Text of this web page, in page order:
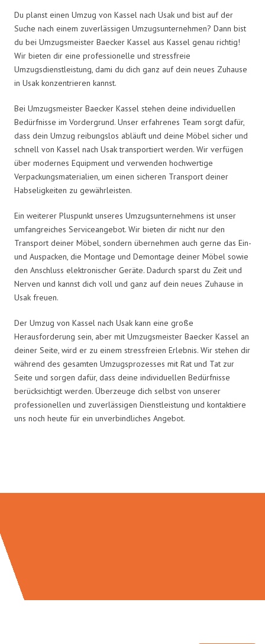
Du planst einen Umzug von Kassel nach Usak und bist auf der
Suche nach einem zuverlässigen Umzugsunternehmen? Dann bist
du bei Umzugsmeister Baecker Kassel aus Kassel genau richtig!
Wir bieten dir eine professionelle und stressfreie
Umzugsdienstleistung, dami du dich ganz auf dein neues Zuhause
in Usak konzentrieren kannst.
Bei Umzugsmeister Baecker Kassel stehen deine individuellen
Bedürfnisse im Vordergrund. Unser erfahrenes Team sorgt dafür,
dass dein Umzug reibungslos abläuft und deine Möbel sicher und
schnell von Kassel nach Usak transportiert werden. Wir verfügen
über modernes Equipment und verwenden hochwertige
Verpackungsmaterialien, um einen sicheren Transport deiner
Habseligkeiten zu gewährleisten.
Ein weiterer Pluspunkt unseres Umzugsunternehmens ist unser
umfangreiches Serviceangebot. Wir bieten dir nicht nur den
Transport deiner Möbel, sondern übernehmen auch gerne das Ein-
und Auspacken, die Montage und Demontage deiner Möbel sowie
den Anschluss elektronischer Geräte. Dadurch sparst du Zeit und
Nerven und kannst dich voll und ganz auf dein neues Zuhause in
Usak freuen.
Der Umzug von Kassel nach Usak kann eine große
Herausforderung sein, aber mit Umzugsmeister Baecker Kassel an
deiner Seite, wird er zu einem stressfreien Erlebnis. Wir stehen dir
während des gesamten Umzugsprozesses mit Rat und Tat zur
Seite und sorgen dafür, dass deine individuellen Bedürfnisse
berücksichtigt werden. Überzeuge dich selbst von unserer
professionellen und zuverlässigen Dienstleistung und kontaktiere
uns noch heute für ein unverbindliches Angebot.